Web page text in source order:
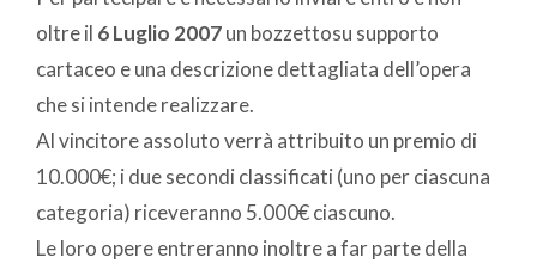
oltre il 6 Luglio 2007un bozzettosu supporto
cartaceo e una descrizione dettagliata dell’opera
che si intende realizzare.
Al vincitore assoluto verrà attribuito un premio di
10.000€; i due secondi classificati (uno per ciascuna
categoria) riceveranno 5.000€ ciascuno.
Le loro opere entreranno inoltre a far parte della